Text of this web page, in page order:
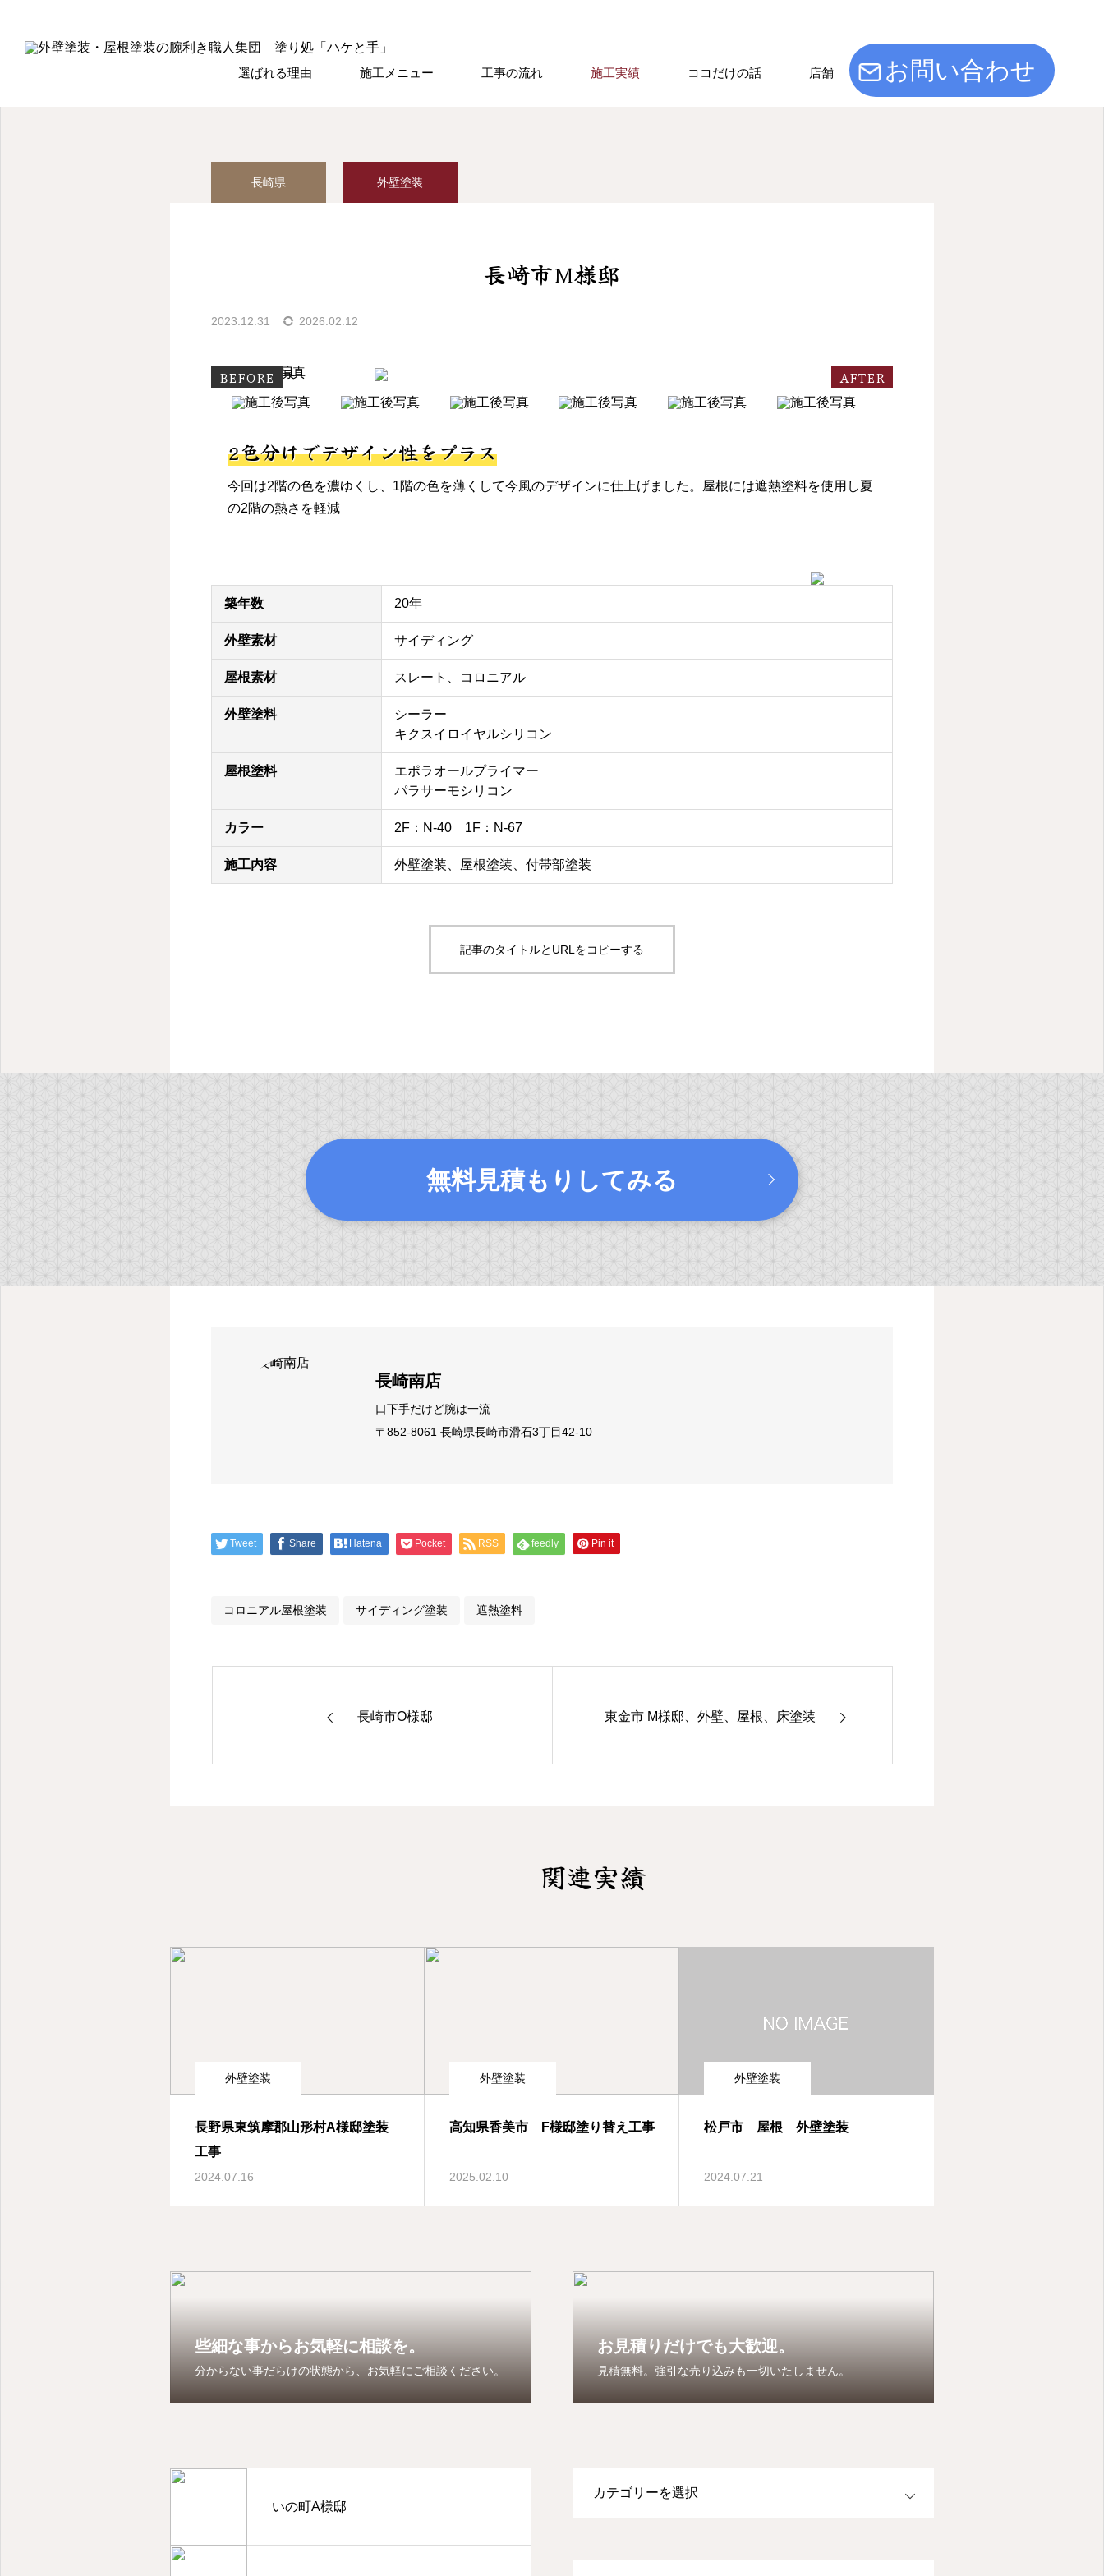
選ばれる理由 施工メニュー 工事の流れ 施工実績 ココだけの話 店舗 お問い合わせ
外壁塗装
長崎県
長崎市M様邸
2023.12.31 2026.02.12
BEFORE AFTER
2色分けでデザイン性をプラス
今回は2階の色を濃ゆくし、1階の色を薄くして今風のデザインに仕上げました。屋根には遮熱塗料を使用し夏
の2階の熱さを軽減
築年数 20年
外壁素材 サイディング
屋根素材 スレート、コロニアル
外壁塗料
シーラー
キクスイロイヤルシリコン
屋根塗料
エポラオールプライマー
パラサーモシリコン
カラー 2F：N-40 1F：N-67
施工内容 外壁塗装、屋根塗装、付帯部塗装
記事のタイトルとURLをコピーする
無料見積もりしてみる
長崎南店
口下手だけど腕は一流
〒852-8061 長崎県長崎市滑石3丁目42-10
Tweet Share Hatena Pocket RSS feedly Pin it
コロニアル屋根塗装 サイディング塗装 遮熱塗料
長崎市O様邸 東金市 M様邸、外壁、屋根、床塗装
関連実績
外壁塗装
長野県東筑摩郡山形村A様邸塗装
工事
2024.07.16
外壁塗装
高知県香美市 F様邸塗り替え工事
2025.02.10
外壁塗装
松戸市 屋根 外壁塗装
2024.07.21
些細な事からお気軽に相談を。
分からない事だらけの状態から、お気軽にご相談ください。
お見積りだけでも大歓迎。
見積無料。強引な売り込みも一切いたしません。
いの町A様邸